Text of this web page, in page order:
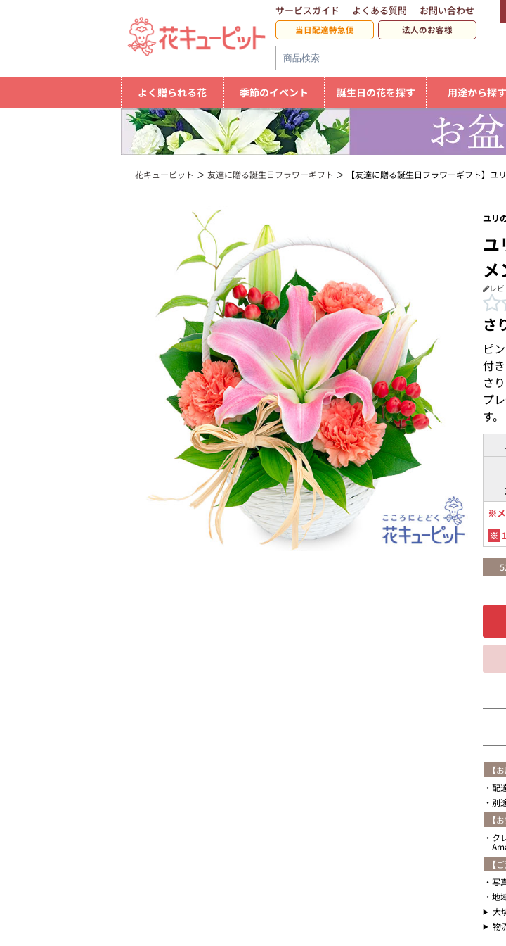
サービスガイド よくある質問 お問い合わせ
当日配達特急便 法人のお客様
よく贈られる花 季節のイベント 誕生日の花を探す 用途から探す
花キューピット 友達に贈る誕生日フラワーギフト 【友達に贈る誕生日フラワーギフト】ユ
ユリ
ユ
メ
レビ
さ
ピ
付
さ
プ
す。
※メ
※
【
配
別
【
ク
【
写
地
大
物